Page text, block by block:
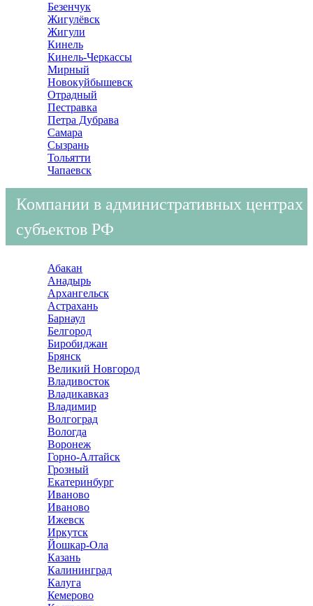
Безенчук
Жигулёвск
Жигули
Кинель
Кинель-Черкассы
Мирный
Новокуйбышевск
Отрадный
Пестравка
Петра Дубрава
Самара
Сызрань
Тольятти
Чапаевск
Компании в административных центрах
субъектов РФ
Абакан
Анадырь
Архангельск
Астрахань
Барнаул
Белгород
Биробиджан
Брянск
Великий Новгород
Владивосток
Владикавказ
Владимир
Волгоград
Вологда
Воронеж
Горно-Алтайск
Грозный
Екатеринбург
Иваново
Иваново
Ижевск
Иркутск
Йошкар-Ола
Казань
Калининград
Калуга
Кемерово